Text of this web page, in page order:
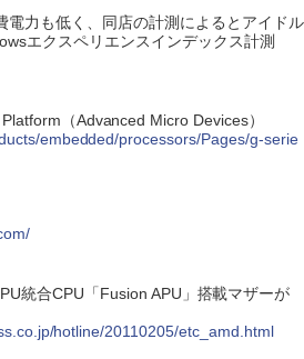
力も低く、同店の計測によるとアイドル
エクスペリエンスインデックス計測
（Advanced Micro Devices）
embedded/processors/Pages/g-serie
統合CPU「Fusion APU」搭載マザーが
hotline/20110205/etc_amd.html